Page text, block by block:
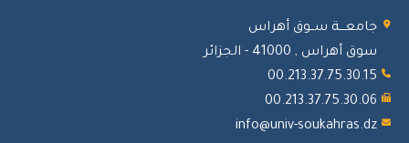
جامعـــة ســوق أهراس
سوق أهراس , 41000 - الجزائر
00.213.37.75.30.15
00.213.37.75.30.06
info@univ-soukahras.dz